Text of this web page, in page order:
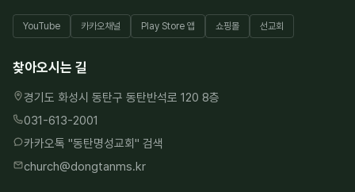
YouTube 카카오채널 Play Store 앱 쇼핑몰 선교회
찾아오시는 길
경기도 화성시 동탄구 동탄반석로 120 8층
031-613-2001
카카오톡 "동탄명성교회" 검색
church@dongtanms.kr